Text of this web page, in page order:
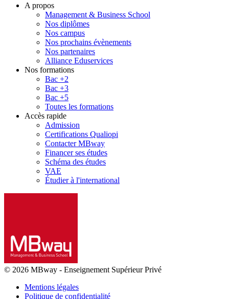
A propos
Management & Business School
Nos diplômes
Nos campus
Nos prochains évènements
Nos partenaires
Alliance Eduservices
Nos formations
Bac +2
Bac +3
Bac +5
Toutes les formations
Accès rapide
Admission
Certifications Qualiopi
Contacter MBway
Financer ses études
Schéma des études
VAE
Étudier à l'international
© 2026 MBway - Enseignement Supérieur Privé
Mentions légales
Politique de confidentialité